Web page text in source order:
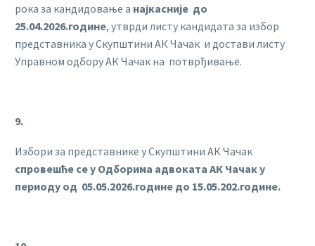
рока за кандидовање а најкасније до
25.04.2026.године, утврди листу кандидата за избор
представника у Скупштини АК Чачак и достави листу
Управном одбору АК Чачак на потврђивање.
9.
Избори за представнике у Скупштини АК Чачак
спровешће се у Одборима адвоката АК Чачак у
периоду од 05.05.2026.године до 15.05.202.године.